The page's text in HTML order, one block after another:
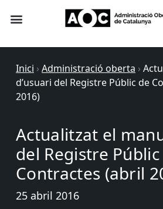
Inici › Administració oberta ›
d’usuari del Registre Públic de
2016)
Actualitzat el
del Registre
Contractes (abril
25 abril 2016